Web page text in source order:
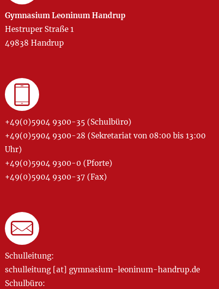
Gymnasium Leoninum Handrup
Hestruper Straße 1
49838 Handrup
+49(0)5904 9300-35 (Schulbüro)
+49(0)5904 9300-28 (Sekretariat von 08:00 bis 13:00
Uhr)
+49(0)5904 9300-0 (Pforte)
+49(0)5904 9300-37 (Fax)
Schulleitung:
schulleitung [at] gymnasium-leoninum-handrup.de
Schulbüro: